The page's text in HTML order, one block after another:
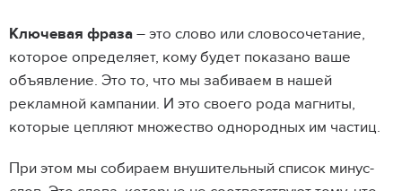
Ключевая фраза – это слово или словосочетание,
которое определяет, кому будет показано ваше
объявление. Это то, что мы забиваем в нашей
рекламной кампании. И это своего рода магниты,
которые цепляют множество однородных им частиц.
При этом мы собираем внушительный список минус-